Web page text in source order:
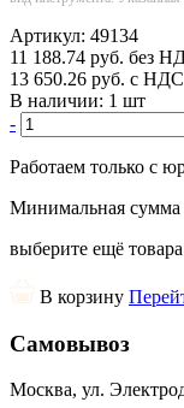
Артикул: 49134
11 188.74 руб. без
13 650.26 руб. с НДС
В наличии: 1 шт
-
Работаем только с
Минимальная сумма
выберите ещё
В корзину
Самовывоз
Москва, ул.